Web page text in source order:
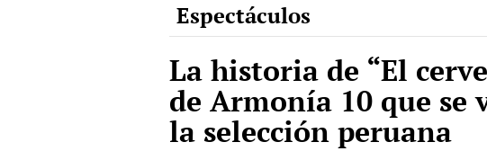
Espectáculos
La historia de “El
de Armonía 10 que se
la selección peruana